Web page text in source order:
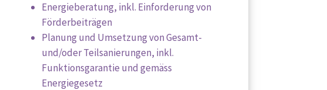
Energieberatung, inkl. Einforderung von
Förderbeiträgen
Planung und Umsetzung von Gesamt-
und/oder Teilsanierungen, inkl.
Funktionsgarantie und gemäss
Energiegesetz